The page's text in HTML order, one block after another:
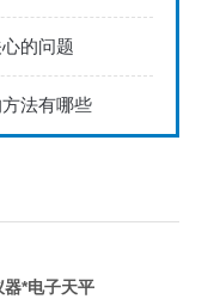
的问题
法有哪些
*电子天平